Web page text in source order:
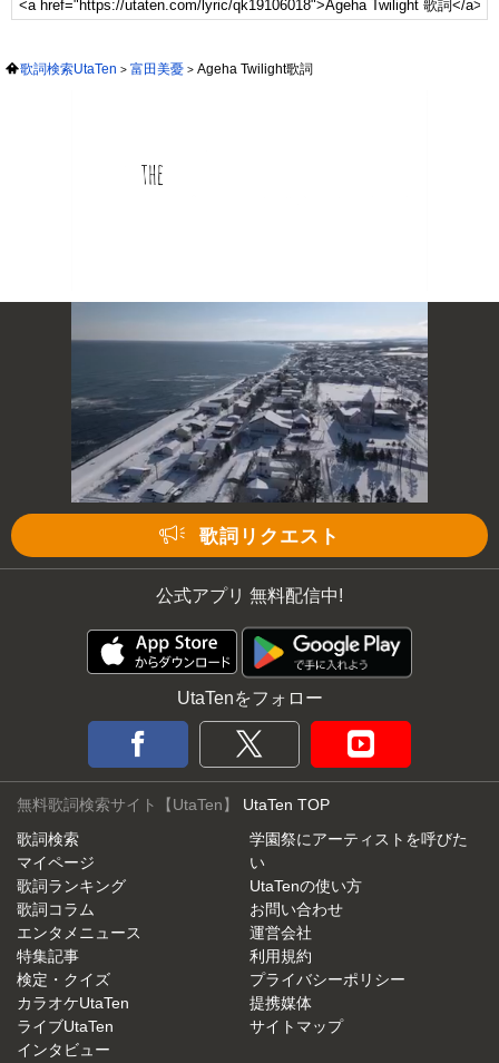
歌詞検索UtaTen 富田美憂 Ageha Twilight歌詞
歌詞リクエスト
公式アプリ 無料配信中!
UtaTenをフォロー
無料歌詞検索サイト【UtaTen】 UtaTen TOP
歌詞検索
マイページ
歌詞ランキング
歌詞コラム
エンタメニュース
特集記事
検定・クイズ
カラオケUtaTen
ライブUtaTen
インタビュー
学園祭にアーティストを呼びた
い
UtaTenの使い方
お問い合わせ
運営会社
利用規約
プライバシーポリシー
提携媒体
サイトマップ